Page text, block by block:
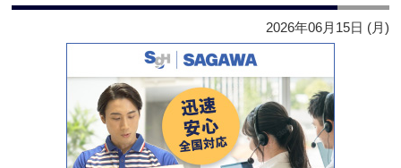
2026年06月15日 (月)